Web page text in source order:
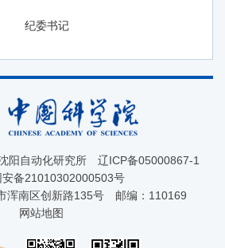
纪委书记
阳自动化研究所 辽ICP备05000867-1
安备21010302000503号
浑南区创新路135号 邮编：110169
网站地图